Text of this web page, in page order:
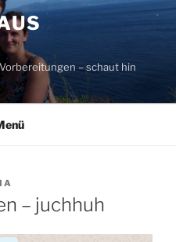
– schaut hin
– juchhuh